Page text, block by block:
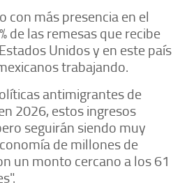
con más presencia en el
de las remesas que recibe
Unidos y en este país
trabajando.
antimigrantes de
2026, estos ingresos
seguirán siendo muy
de millones de
un monto cercano a los 61